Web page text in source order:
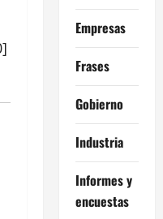
]
Empresas
Frases
Gobierno
Industria
Informes y
encuestas